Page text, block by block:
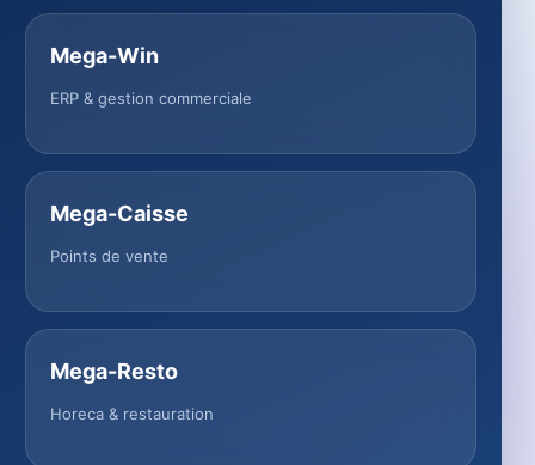
Mega-Win
ERP & gestion commerciale
Mega-Caisse
Points de vente
Mega-Resto
Horeca & restauration